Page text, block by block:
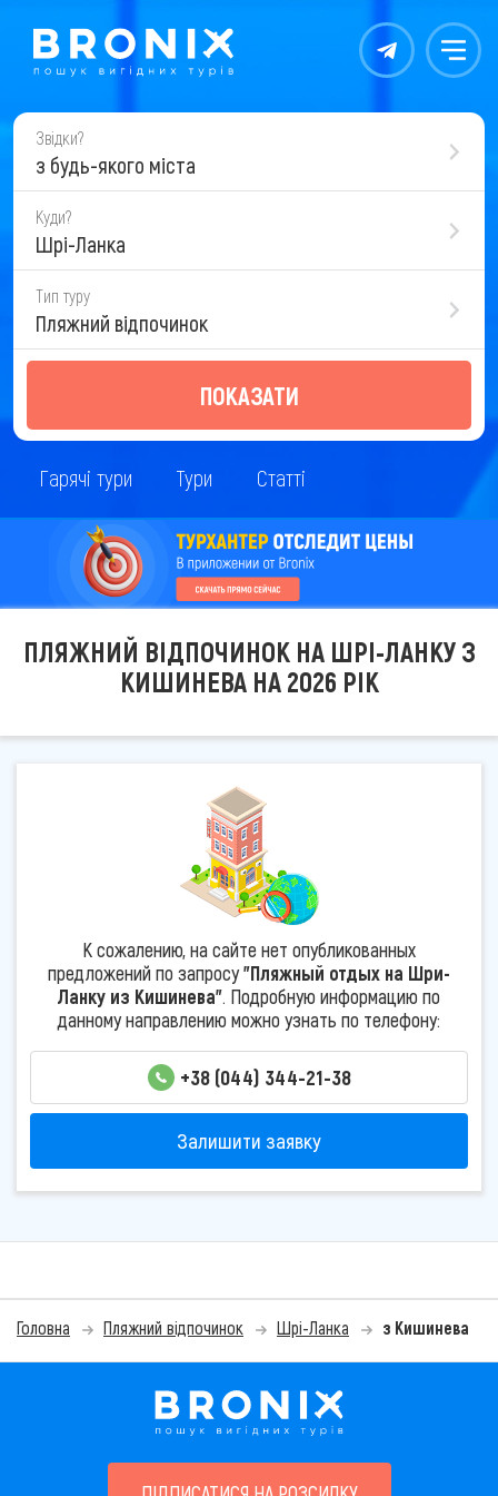
Контакты Меню
Звідки?
з будь-якого міста
Куди?
Шрі-Ланка
Тип туру
Пляжний відпочинок
ПОКАЗАТИ
Гарячі тури Тури Статті
ПЛЯЖНИЙ ВІДПОЧИНОК НА ШРІ-ЛАНКУ З
КИШИНЕВА НА 2026 РІК
К сожалению, на сайте нет опубликованных
предложений по запросу"Пляжный отдых на Шри-
Ланку из Кишинева". Подробную информацию по
данному направлению можно узнать по телефону:
+38 (044) 344-21-38
Залишити заявку
Головна Пляжний відпочинок Шрі-Ланка з Кишинева